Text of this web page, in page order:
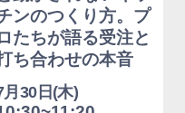
ンのつくり方。プ
たちが語る受注と
ち合わせの本音
月30日(木)